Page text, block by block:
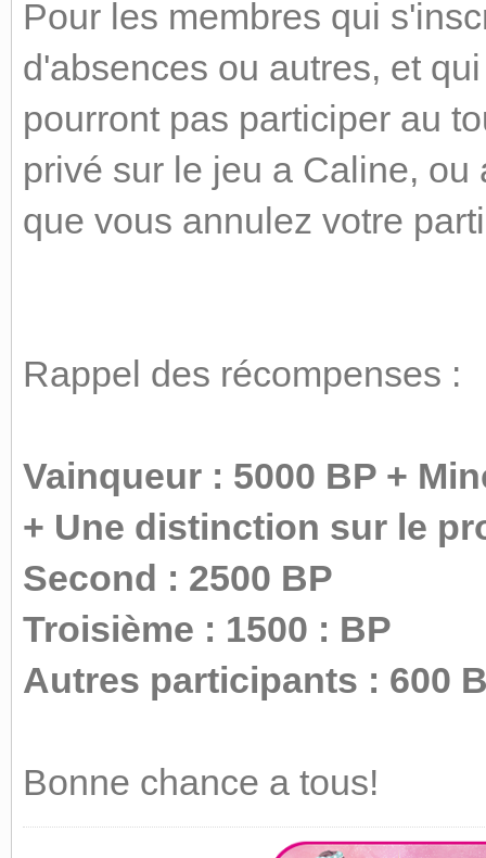
Pour les membres qui
d'absences ou autres, et
pourront pas participer au
privé sur le jeu a Caline,
que vous annulez votre
Rappel des récompenses :
Vainqueur : 5000 BP +
+ Une distinction sur le
Second : 2500 BP
Troisième : 1500 : BP
Autres participants : 600
Bonne chance a tous!